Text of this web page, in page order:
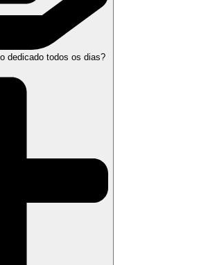
dedicado todos os dias?